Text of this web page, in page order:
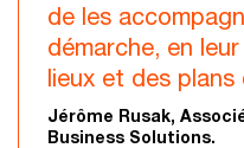
de les
démarche, en
lieux et des
Jérôme Rusak,
Business Solutions.